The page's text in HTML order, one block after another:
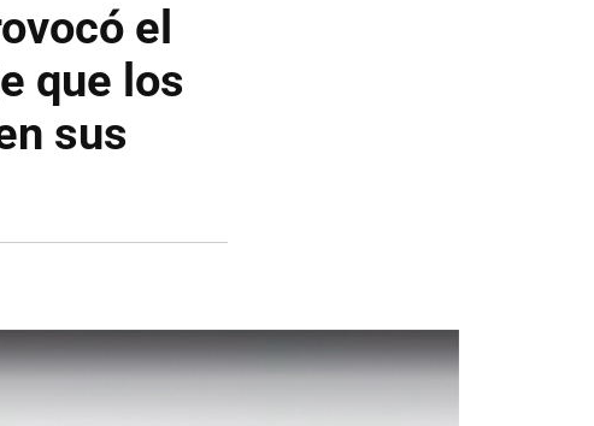
el
que los
sus